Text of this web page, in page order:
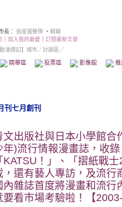
長： 追星圖擊隊 、 賴賴
加入我的最愛
訂閱最新文章
動漫週記】城市／討論區／
精華區 投票區 影像館
刊七月創刊
文出版社與日本小學館合
年)流行情報漫畫誌，收
KATSU！」、「摺紙戰
，還有藝人專訪，及流行
內雜誌首度將漫畫和流
要看市場考驗啦！【